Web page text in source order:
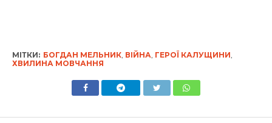
МІТКИ: БОГДАН МЕЛЬНИК, ВІЙНА ГЕРОЇ КАЛУЩИНИ
ХВИЛИНА МОВЧАННЯ